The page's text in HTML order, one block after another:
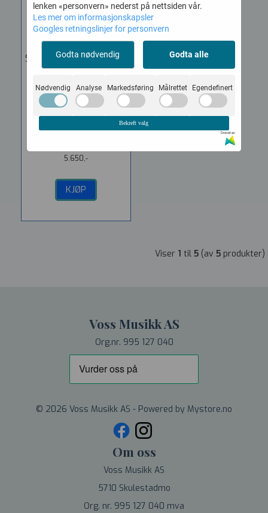
Samson RSXM10A Aktiv
...
Vare nr. 1516920
Samson RSXM10A Aktiv
scenemonitor med høy
ytelse. 10"
5.650,-
KJØP
Viser 1 til 5 (av 5 produkter)
Voss Musikk AS
Org.nr. 995 127 040
© 2026 Voss Musikk AS - Powered by Mystore.no
Om oss
Voss Musikk AS
5710 Skulestadmo
Org. nr. 995 127 040 mva
lenken «personvern» nederst på nettsiden vår.
Les mer om informasjonskapsler
Googles retningslinjer for personvern
Godta nødvendig Godta alle
Nødvendig Analyse Markedsføring Målrettet Egendefinert
Bekreft valg
Drevet av